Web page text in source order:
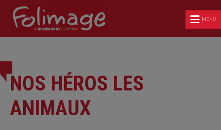
MENU
NOS HÉROS LES
ANIMAUX